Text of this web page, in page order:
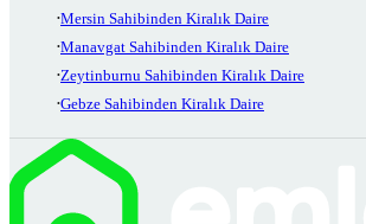
Mersin Sahibinden Kiralık Daire
Manavgat Sahibinden Kiralık Daire
Zeytinburnu Sahibinden Kiralık Daire
Gebze Sahibinden Kiralık Daire